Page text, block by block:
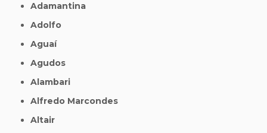
Adamantina
Adolfo
Aguaí
Agudos
Alambari
Alfredo Marcondes
Altair